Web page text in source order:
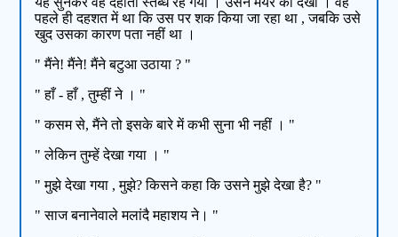
पहले ही दहशत में था कि उस पर शक किया जा रहा था , जबकि उसे
खुद उसका कारण पता नहीं था ।
" मैंने! मैंने! मैंने बटुआ उठाया ? "
" हाँ - हाँ , तुम्हीं ने । "
" कसम से, मैंने तो इसके बारे में कभी सुना भी नहीं । "
" लेकिन तुम्हें देखा गया । "
" मुझे देखा गया , मुझे? किसने कहा कि उसने मुझे देखा है? "
" साज बनानेवाले मलांदै महाशय ने। "